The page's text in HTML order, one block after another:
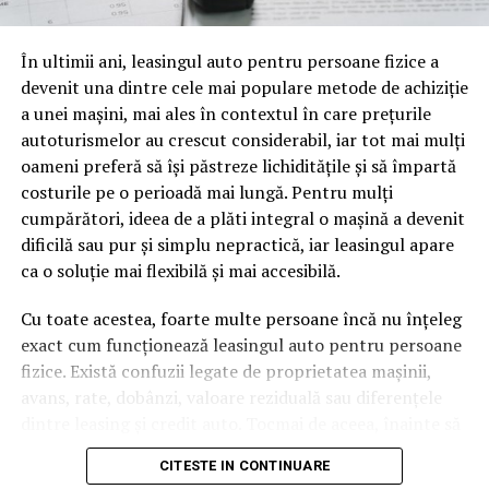
oamenii cu adevărat. Dacă transcrierea ajunge pe o
cuvinte tematice, scrise exact în limbajul în care se
caută.
Apoi vine partea de comportament. O pagină pe care
vizitatorii stau zece, cincisprezece minute ca să
urmărească replay-ul trimite un semnal greu de ignorat.
Google nu îți măsoară direct satisfacția, însă timpul
petrecut, scrollul și revenirile spun ceva despre cât de
util e materialul.
Și mai e ceva ce se uită ușor. Un webinar reușit atrage
linkuri aproape de la sine. Cineva îl menționează într-un
newsletter, altcineva îl citează într-un articol, un
partener îl trimite în comunitatea lui. Fiecare astfel de
tău, iar autoritatea e moneda forte în SEO.
În ultimii ani, leasingul auto pentru persoane fizice a
devenit una dintre cele mai populare metode de achiziție
a unei mașini, mai ales în contextul în care prețurile
autoturismelor au crescut considerabil, iar tot mai mulți
oameni preferă să își păstreze lichiditățile și să împartă
costurile pe o perioadă mai lungă. Pentru mulți
cumpărători, ideea de a plăti integral o mașină a devenit
dificilă sau pur și simplu nepractică, iar leasingul apare
ca o soluție mai flexibilă și mai accesibilă.
Cu toate acestea, foarte multe persoane încă nu înțeleg
exact cum funcționează leasingul auto pentru persoane
fizice. Există confuzii legate de proprietatea mașinii,
avans, rate, dobânzi, valoare reziduală sau diferențele
semnezi orice contract, este important să înțelegi clar
mecanismul acestui tip de finanțare și să știi la ce să fii
CITESTE IN CONTINUARE